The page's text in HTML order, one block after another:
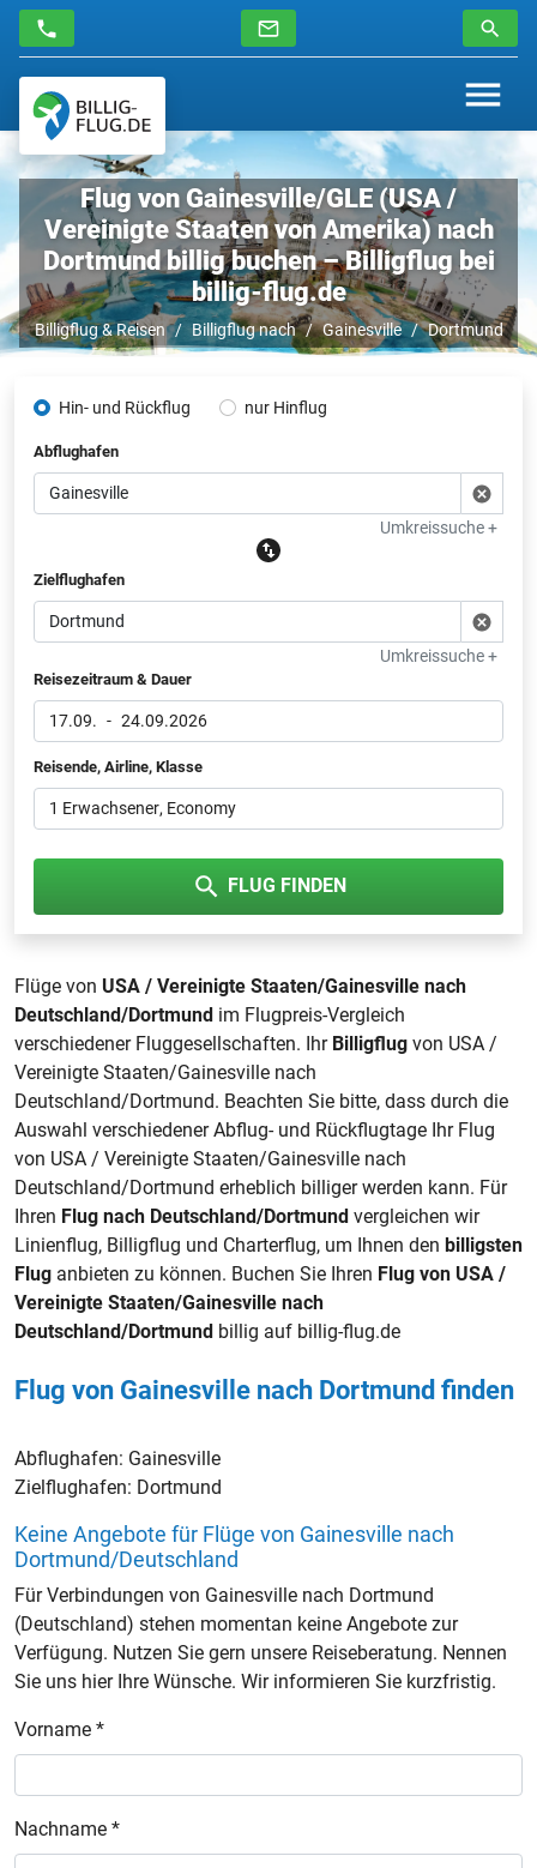
Flug von Gainesville/GLE (USA /
Vereinigte Staaten von Amerika) nach
Dortmund billig buchen – Billigflug bei
billig-flug.de
Billigflug & Reisen Billigflug nach Gainesville Dortmund
Hin- und Rückflug nur Hinflug
Abflughafen
Umkreissuche +
Zielflughafen
Umkreissuche +
Reisezeitraum & Dauer
17.09. - 24.09.2026
Reisende, Airline, Klasse
1 Erwachsener, Economy
FLUG FINDEN
Flüge von USA / Vereinigte Staaten/Gainesville nach
Deutschland/Dortmund im Flugpreis-Vergleich
verschiedener Fluggesellschaften. Ihr Billigflug von USA /
Vereinigte Staaten/Gainesville nach
Deutschland/Dortmund. Beachten Sie bitte, dass durch die
Auswahl verschiedener Abflug- und Rückflugtage Ihr Flug
von USA / Vereinigte Staaten/Gainesville nach
Deutschland/Dortmund erheblich billiger werden kann. Für
Ihren Flug nach Deutschland/Dortmund vergleichen wir
Linienflug, Billigflug und Charterflug, um Ihnen den billigsten
Flug anbieten zu können. Buchen Sie Ihren Flug von USA /
Vereinigte Staaten/Gainesville nach
Deutschland/Dortmund billig auf billig-flug.de
Flug von Gainesville nach Dortmund finden
Abflughafen: Gainesville
Zielflughafen: Dortmund
Keine Angebote für Flüge von Gainesville nach
Dortmund/Deutschland
Für Verbindungen von Gainesville nach Dortmund
(Deutschland) stehen momentan keine Angebote zur
Verfügung. Nutzen Sie gern unsere Reiseberatung. Nennen
Sie uns hier Ihre Wünsche. Wir informieren Sie kurzfristig.
Vorname *
Nachname *